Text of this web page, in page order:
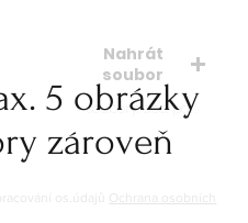
Nahrát
soubor
soubory: doc. pdf.
5 obrázky
zároveň
os.údajů
Ochrana osobních